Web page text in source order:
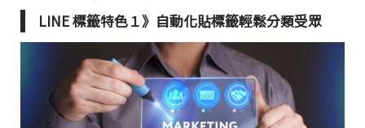
LINE 標籤特色１》自動化貼標籤輕鬆分類受眾